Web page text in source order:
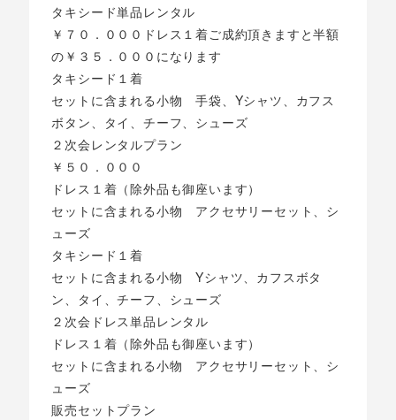
タキシード単品レンタル
￥７０．０００ドレス１着ご成約頂きますと半額
の￥３５．０００になります
タキシード１着
セットに含まれる小物 手袋、Yシャツ、カフス
ボタン、タイ、チーフ、シューズ
２次会レンタルプラン
￥５０．０００
ドレス１着（除外品も御座います）
セットに含まれる小物 アクセサリーセット、シ
ューズ
タキシード１着
セットに含まれる小物 Yシャツ、カフスボタ
ン、タイ、チーフ、シューズ
２次会ドレス単品レンタル
ドレス１着（除外品も御座います）
セットに含まれる小物 アクセサリーセット、シ
ューズ
販売セットプラン